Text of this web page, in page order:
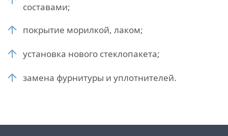
составами;
покрытие морилкой, лаком;
установка нового стеклопакета;
замена фурнитуры и уплотнителей.